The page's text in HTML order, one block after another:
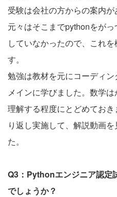
受験は会社の方からの案内が
元々はそこまでpythonをが
していなかったので、これ
す。
勉強は教材を元にコーディ
メインに学びました。数学
理解する程度にとどめてお
り返し実施して、解説動画
た。
Q3：Pythonエンジニア認定
でしょうか？